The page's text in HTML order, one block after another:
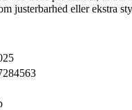
justerbarhed eller ekstra